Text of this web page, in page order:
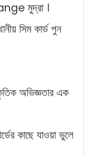
মুদ্রা ।
সিম কার্ড পুন
অভিজ্ঞতার এক
কাছে যাওয়া ভুলে